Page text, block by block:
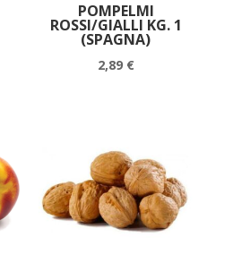
POMPELMI
ROSSI/GIALLI KG. 1
(SPAGNA)
2,89 €